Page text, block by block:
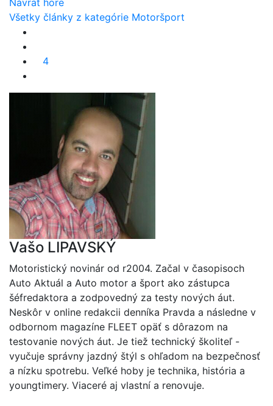
Návrat hore
Všetky články z kategórie Motoršport
4
Vašo LIPAVSKÝ
Motoristický novinár od r2004. Začal v časopisoch
Auto Aktuál a Auto motor a šport ako zástupca
šéfredaktora a zodpovedný za testy nových áut.
Neskôr v online redakcii denníka Pravda a následne v
odbornom magazíne FLEET opäť s dôrazom na
testovanie nových áut. Je tiež technický školiteľ -
vyučuje správny jazdný štýl s ohľadom na bezpečnosť
a nízku spotrebu. Veľké hoby je technika, história a
youngtimery. Viaceré aj vlastní a renovuje.